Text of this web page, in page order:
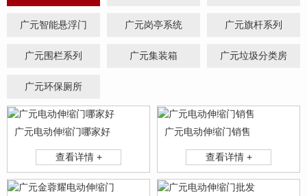
广元智能悬浮门 广元岗亭系统 广元旗杆系列
广元围栏系列 广元集装箱 广元垃圾分类房
广元环保厕所
广元电动伸缩门哪家好
查看详情 +
广元电动伸缩门销售
查看详情 +